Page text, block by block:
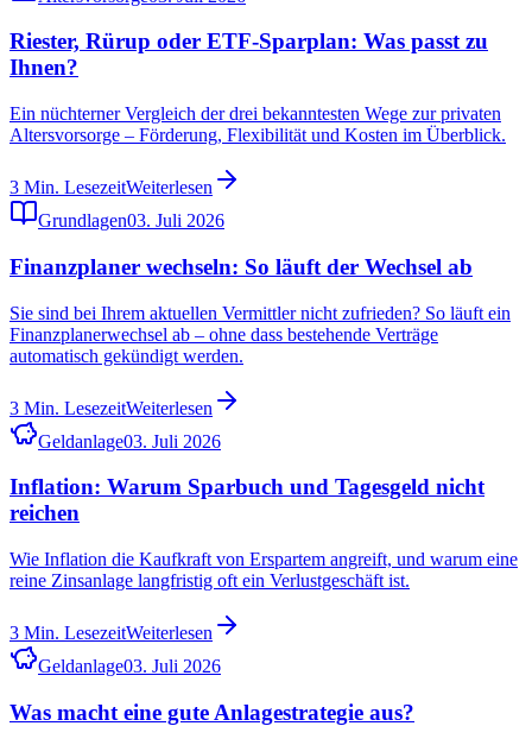
Riester, Rürup oder ETF-Sparplan: Was passt zu
Ihnen?
Ein nüchterner Vergleich der drei bekanntesten Wege zur privaten
Altersvorsorge – Förderung, Flexibilität und Kosten im Überblick.
3 Min. LesezeitWeiterlesen
Grundlagen03. Juli 2026
Finanzplaner wechseln: So läuft der Wechsel ab
Sie sind bei Ihrem aktuellen Vermittler nicht zufrieden? So läuft ein
Finanzplanerwechsel ab – ohne dass bestehende Verträge
automatisch gekündigt werden.
3 Min. LesezeitWeiterlesen
Geldanlage03. Juli 2026
Inflation: Warum Sparbuch und Tagesgeld nicht
reichen
Wie Inflation die Kaufkraft von Erspartem angreift, und warum eine
reine Zinsanlage langfristig oft ein Verlustgeschäft ist.
3 Min. LesezeitWeiterlesen
Geldanlage03. Juli 2026
Was macht eine gute Anlagestrategie aus?